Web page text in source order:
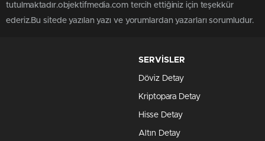
tutulmaktadır.objektifmedia.com tercih ettiğiniz için teşekkür
ederiz.Bu sitede yazılan yazı ve yorumlardan yazarları sorumludur.
SERVİSLER
Döviz Detay
Kriptopara Detay
Hisse Detay
Altın Detay